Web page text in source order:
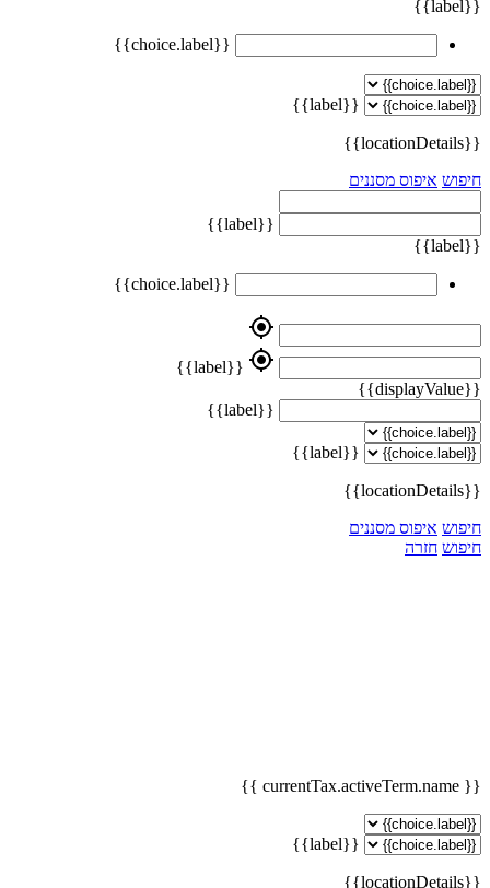
{{label}}
{{choice.label}}
{{label}}
{{locationDetails}}
חיפוש איפוס מסננים
{{label}}
{{label}}
{{choice.label}}
my_location
my_location
{{label}}
{{displayValue}}
{{label}}
{{label}}
{{locationDetails}}
חיפוש איפוס מסננים
חיפוש חזרה
{{ currentTax.activeTerm.name }}
{{label}}
{{locationDetails}}